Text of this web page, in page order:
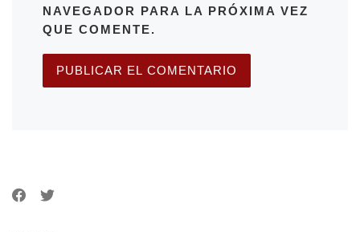
NAVEGADOR PARA LA PRÓXIMA VEZ
QUE COMENTE.